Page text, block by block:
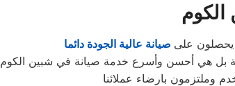
يحصلون على صيانة عالية الجودة دائما
بل هي أحسن وأسرع خدمة صيانة في شبين الكوم
وملتزمون بارضاء عملائنا